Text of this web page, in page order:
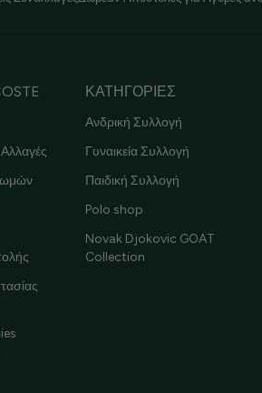
ΚΑΤΗΓΟΡΙΕΣ
Ανδρική Συλλογή
Γυναικεία Συλλογή
Παιδική Συλλογή
Polo shop
Novak Djokovic GOAT
Collection